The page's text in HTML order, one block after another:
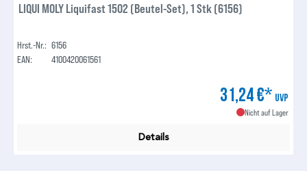
LIQUI MOLY Liquifast 1502 (Beutel-Set), 1 Stk (6156)
Hrst.-Nr.: 6156
EAN:
4100420061561
31,24 €* UVP
Nicht auf Lager
Details